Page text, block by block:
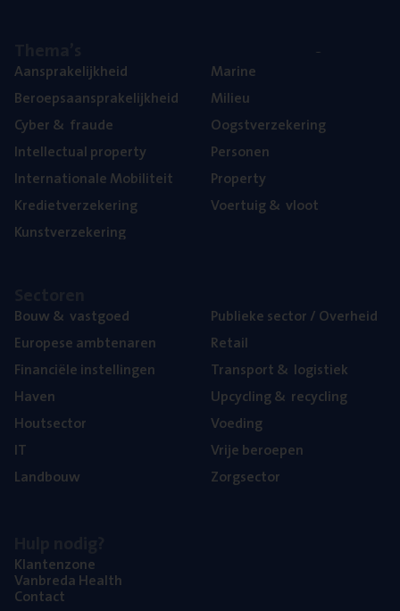
Aan­spra­ke­lijk­heid
Beroeps­aan­spra­ke­lijk­heid
Cyber& fraude
Intel­lec­tu­al property
Inter­na­ti­o­na­le Mobiliteit
Kre­diet­ver­ze­ke­ring
Kunst­ver­ze­ke­ring
Mari­ne
Mili­eu
Oogst­ver­ze­ke­ring
Per­so­nen
Pro­per­ty
Voer­tuig& vloot
Bouw& vastgoed
Euro­pe­se ambtenaren
Finan­ci­ë­le instellingen
Haven
Hout­sec­tor
IT
Land­bouw
Publie­ke sec­tor / Overheid
Retail
Trans­port& logistiek
Upcy­cling& recycling
Voe­ding
Vrije beroe­pen
Zorg­sec­tor
Klan­ten­zo­ne
Van­b­re­da Health
Con­tact